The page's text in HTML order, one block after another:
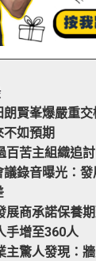
朗賢峯爆嚴重
不如預期
百苦主組織追
議錄音曝光：
展商承諾保養
手增至360人
主驚人發現：